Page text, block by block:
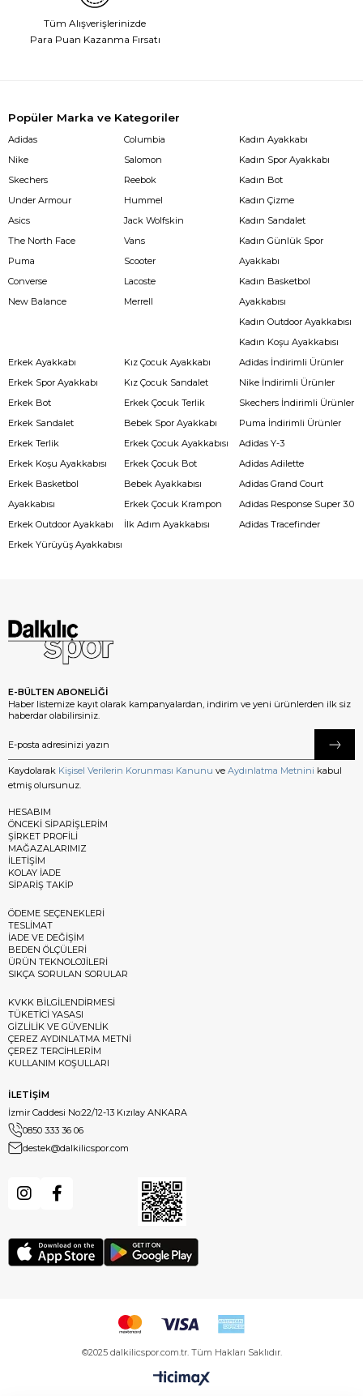
Tüm Alışverişlerinizde
Para Puan Kazanma Fırsatı
Popüler Marka ve Kategoriler
Adidas
Nike
Skechers
Under Armour
Asics
The North Face
Puma
Converse
New Balance
Columbia
Salomon
Reebok
Hummel
Jack Wolfskin
Vans
Scooter
Lacoste
Merrell
Kadın Ayakkabı
Kadın Spor Ayakkabı
Kadın Bot
Kadın Çizme
Kadın Sandalet
Kadın Günlük Spor
Ayakkabı
Kadın Basketbol
Ayakkabısı
Kadın Outdoor Ayakkabısı
Kadın Koşu Ayakkabısı
Erkek Ayakkabı
Erkek Spor Ayakkabı
Erkek Bot
Erkek Sandalet
Erkek Terlik
Erkek Koşu Ayakkabısı
Erkek Basketbol
Ayakkabısı
Erkek Outdoor Ayakkabı
Erkek Yürüyüş Ayakkabısı
Kız Çocuk Ayakkabı
Kız Çocuk Sandalet
Erkek Çocuk Terlik
Bebek Spor Ayakkabı
Erkek Çocuk Ayakkabısı
Erkek Çocuk Bot
Bebek Ayakkabısı
Erkek Çocuk Krampon
İlk Adım Ayakkabısı
Adidas İndirimli Ürünler
Nike İndirimli Ürünler
Skechers İndirimli Ürünler
Puma İndirimli Ürünler
Adidas Y-3
Adidas Adilette
Adidas Grand Court
Adidas Response Super 3.0
Adidas Tracefinder
E-BÜLTEN ABONELİĞİ
Haber listemize kayıt olarak kampanyalardan, indirim ve yeni ürünlerden ilk siz
haberdar olabilirsiniz.
Kaydolarak Kişisel Verilerin Korunması Kanunu ve Aydınlatma Metnini kabul
etmiş olursunuz.
HESABIM
ÖNCEKİ SİPARİŞLERİM
ŞİRKET PROFİLİ
MAĞAZALARIMIZ
İLETİŞİM
KOLAY İADE
SİPARİŞ TAKİP
ÖDEME SEÇENEKLERİ
TESLİMAT
İADE VE DEĞİŞİM
BEDEN ÖLÇÜLERİ
ÜRÜN TEKNOLOJİLERİ
SIKÇA SORULAN SORULAR
KVKK BİLGİLENDİRMESİ
TÜKETİCİ YASASI
GİZLİLİK VE GÜVENLİK
ÇEREZ AYDINLATMA METNİ
ÇEREZ TERCİHLERİM
KULLANIM KOŞULLARI
İLETİŞİM
İzmir Caddesi No:22/12-13 Kızılay ANKARA
0850 333 36 06
destek@dalkilicspor.com
©2025 dalkilicspor.com.tr. Tüm Hakları Saklıdır.